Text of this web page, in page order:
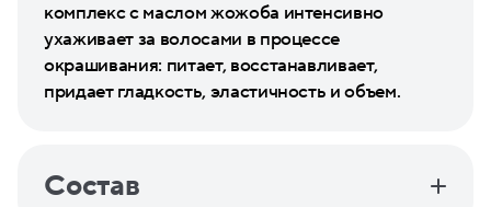
комплекс с маслом жожоба интенсивно
ухаживает за волосами в процессе
окрашивания: питает, восстанавливает,
придает гладкость, эластичность и объем.
Состав